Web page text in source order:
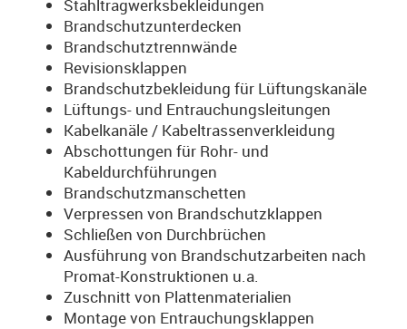
030 / 57 79 64 03
E-Mail Anrufen
vCard QR-Code Bookmark
Impressum • Datenschutz • Cookie Einstellungen •
Stahltragwerksbekleidungen
Brandschutzunterdecken
Brandschutztrennwände
Revisionsklappen
Brandschutzbekleidung für Lüftungskanäle
Lüftungs- und Entrauchungsleitungen
Kabelkanäle / Kabeltrassenverkleidung
Abschottungen für Rohr- und
Kabeldurchführungen
Brandschutzmanschetten
Verpressen von Brandschutzklappen
Schließen von Durchbrüchen
Ausführung von Brandschutzarbeiten nach
Promat-Konstruktionen u.a.
Zuschnitt von Plattenmaterialien
Montage von Entrauchungsklappen